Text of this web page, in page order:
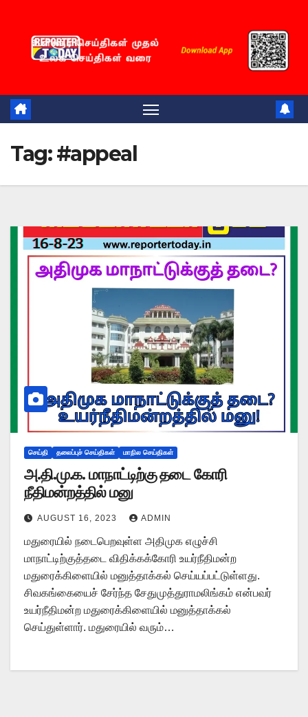
content
Tag:#appeal
செய்தி தலைப்புச் செய்திகள் மாநில செய்திகள்
அ.தி.மு.க. மாநாட்டிற்கு தடை கோரி
நீதிமன்றத்தில் மனு
AUGUST 16, 2023 ADMIN
மதுரையில் நடைபெறவுள்ள அதிமுக எழுச்சி
மாநாட்டிற்குத்தடை விதிக்கக்கோரி உயர்நீதிமன்ற
மதுரைக்கிளையில் மனுத்தாக்கல் செய்யப்பட்டுள்ளது.
சிவகங்கையைச் சேர்ந்த சேதுமுத்துராமலிங்கம் என்பவர்
உயர்நீதிமன்ற மதுரைக்கிளையில் மனுத்தாக்கல்
செய்துள்ளார். மதுரையில் வரும்…